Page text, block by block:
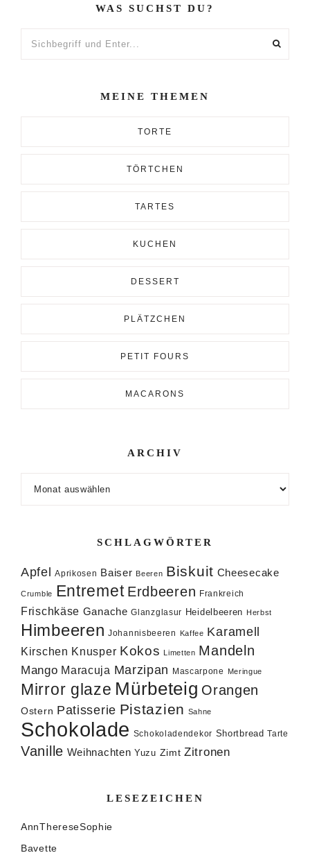
WAS SUCHST DU?
MEINE THEMEN
TORTE
TÖRTCHEN
TARTES
KUCHEN
DESSERT
PLÄTZCHEN
PETIT FOURS
MACARONS
ARCHIV
SCHLAGWÖRTER
Apfel Aprikosen Baiser Beeren Biskuit Cheesecake
Crumble Entremet Erdbeeren Frankreich
Frischkäse Ganache Glanzglasur Heidelbeeren Herbst
Himbeeren Johannisbeeren Kaffee Karamell
Kirschen Knusper Kokos Limetten Mandeln
Mango Maracuja Marzipan Mascarpone Meringue
Mirror glaze Mürbeteig Orangen
Ostern Patisserie Pistazien Sahne
Schokolade Schokoladendekor Shortbread Tarte
Vanille Weihnachten Yuzu Zimt Zitronen
LESEZEICHEN
AnnThereseSophie
Bavette